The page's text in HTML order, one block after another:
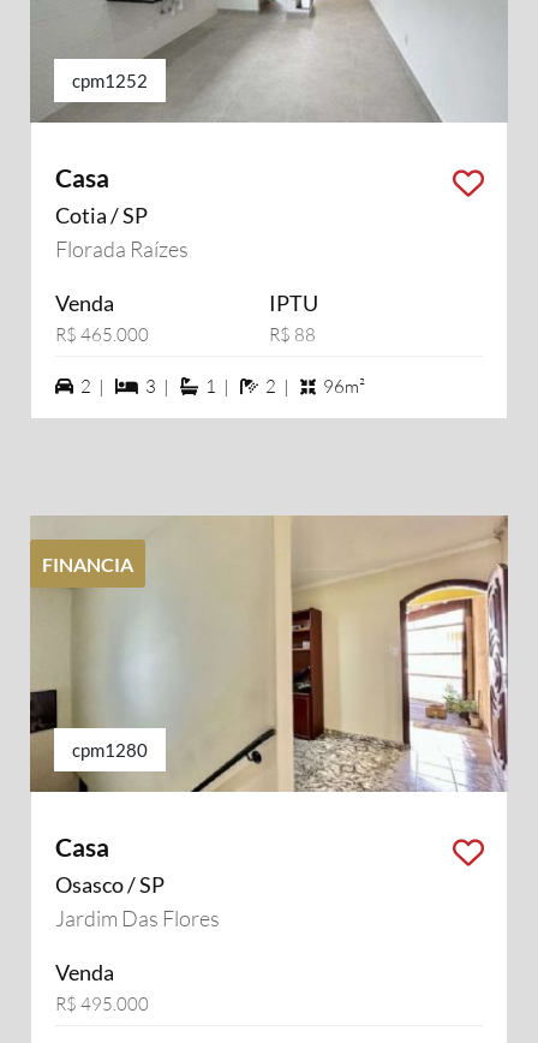
cpm1252
Casa
Cotia / SP
Florada Raízes
Venda
R$ 465.000
IPTU
R$ 88
2 vagas na garagem
2 | 3 dormiórios
3 | 1 suítes
1 | 2 banheiros
2 | 96m²
FINANCIA
cpm1280
Casa
Osasco / SP
Jardim Das Flores
Venda
R$ 495.000